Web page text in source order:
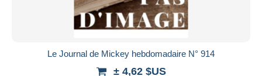
Le Journal de Mickey hebdomadaire N° 914
± 4,62 $US